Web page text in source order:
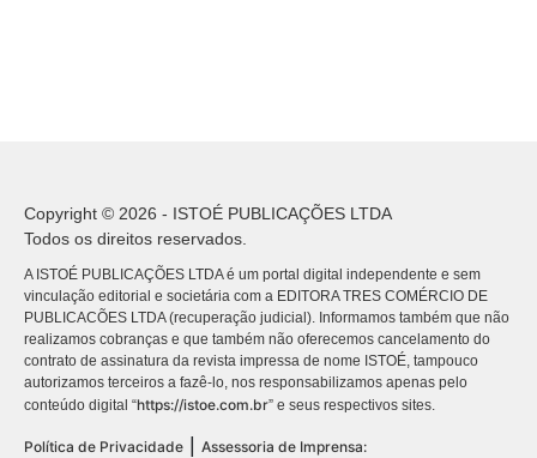
Copyright © 2026 - ISTOÉ PUBLICAÇÕES LTDA
Todos os direitos reservados.
A ISTOÉ PUBLICAÇÕES LTDA é um portal digital independente e sem
vinculação editorial e societária com a EDITORA TRES COMÉRCIO DE
PUBLICACÕES LTDA (recuperação judicial). Informamos também que não
realizamos cobranças e que também não oferecemos cancelamento do
contrato de assinatura da revista impressa de nome ISTOÉ, tampouco
autorizamos terceiros a fazê-lo, nos responsabilizamos apenas pelo
conteúdo digital “https://istoe.com.br” e seus respectivos sites.
Política de Privacidade Assessoria de Imprensa: